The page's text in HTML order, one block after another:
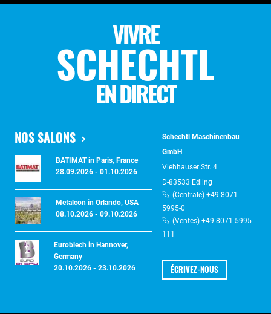
VIVRE
SCHECHTL
EN DIRECT
NOS SALONS
BATIMAT in Paris, France
28.09.2026 - 01.10.2026
Metalcon in Orlando, USA
08.10.2026 - 09.10.2026
Euroblech in Hannover,
Germany
20.10.2026 - 23.10.2026
Schechtl Maschinenbau
GmbH
Viehhauser Str. 4
D-83533 Edling
(Centrale) +49 8071
5995-0
(Ventes) +49 8071 5995-
111
ÉCRIVEZ-NOUS